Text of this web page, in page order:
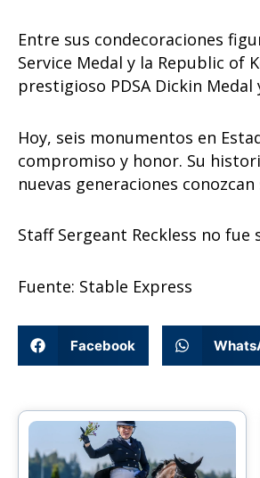
Entre sus condecoraciones
Service Medal y la Republic of
prestigioso PDSA Dickin
Hoy, seis monumentos en
compromiso y honor. Su
nuevas generaciones conozcan
Staff Sergeant Reckless no
Fuente: Stable Express
Facebook